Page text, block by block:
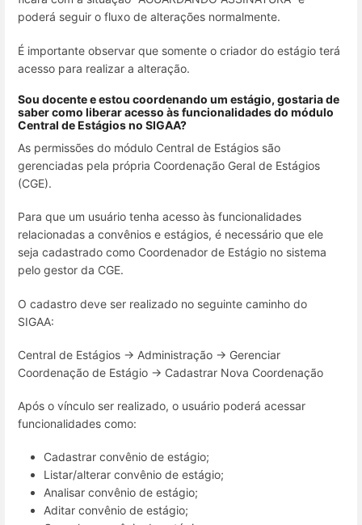
poderá seguir o fluxo de alterações normalmente.
É importante observar que somente o criador do estágio terá
acesso para realizar a alteração.
Sou docente e estou coordenando um estágio, gostaria de
saber como liberar acesso às funcionalidades do módulo
Central de Estágios no SIGAA?
As permissões do módulo Central de Estágios são
gerenciadas pela própria Coordenação Geral de Estágios
(CGE).
Para que um usuário tenha acesso às funcionalidades
relacionadas a convênios e estágios, é necessário que ele
seja cadastrado como Coordenador de Estágio no sistema
pelo gestor da CGE.
O cadastro deve ser realizado no seguinte caminho do
SIGAA:
Central de Estágios → Administração → Gerenciar
Coordenação de Estágio → Cadastrar Nova Coordenação
Após o vínculo ser realizado, o usuário poderá acessar
funcionalidades como:
Cadastrar convênio de estágio;
Listar/alterar convênio de estágio;
Analisar convênio de estágio;
Aditar convênio de estágio;